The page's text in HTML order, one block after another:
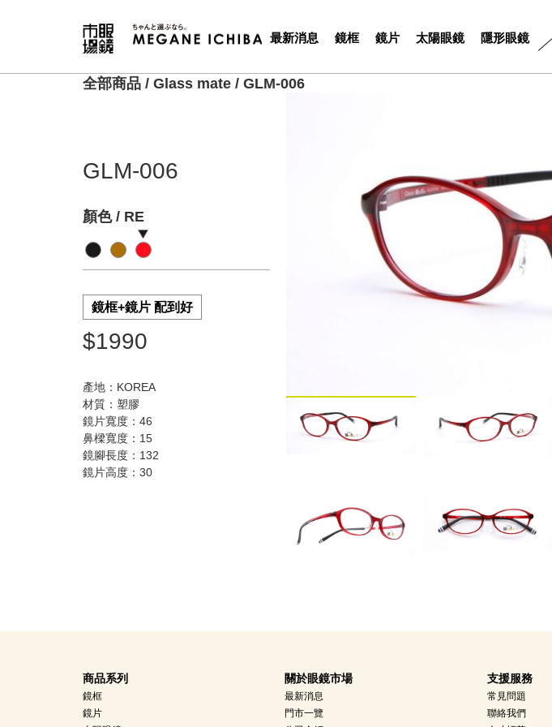
最新消息 鏡框 鏡片 太陽眼鏡 隱形眼鏡
全部商品 / Glass mate / GLM-006
GLM-006
顏色 / RE
鏡框+鏡片 配到好
$1990
產地：KOREA
材質：塑膠
鏡片寬度：46
鼻樑寬度：15
鏡腳長度：132
鏡片高度：30
商品系列
鏡框
鏡片
關於眼鏡市場
最新消息
門市一覽
支援服務
常見問題
聯絡我們